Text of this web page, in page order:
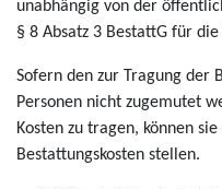
unabhängig von der
§ 8 Absatz 3 BestattG für
Sofern den zur Tragung der
Personen nicht zugemutet
Kosten zu tragen, können
Bestattungskosten stellen.